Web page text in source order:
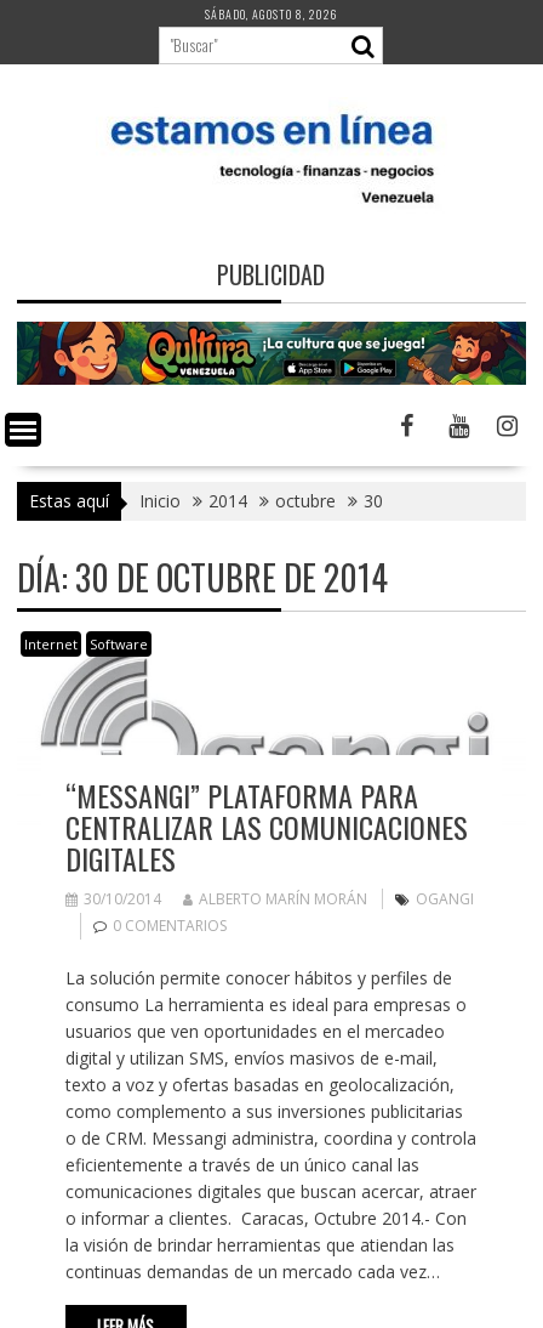
contenido
SÁBADO, AGOSTO 8, 2026
PUBLICIDAD
Estas aquí Inicio 2014 octubre 30
DÍA:30 DE OCTUBRE DE 2014
Internet Software
“MESSANGI” PLATAFORMA PARA
CENTRALIZAR LAS COMUNICACIONES
DIGITALES
30/10/2014 ALBERTO MARÍN MORÁN
OGANGI
0 COMENTARIOS
La solución permite conocer hábitos y perfiles de
consumo La herramienta es ideal para empresas o
usuarios que ven oportunidades en el mercadeo
digital y utilizan SMS, envíos masivos de e-mail,
texto a voz y ofertas basadas en geolocalización,
como complemento a sus inversiones publicitarias
o de CRM. Messangi administra, coordina y controla
eficientemente a través de un único canal las
comunicaciones digitales que buscan acercar, atraer
o informar a clientes. Caracas, Octubre 2014.- Con
la visión de brindar herramientas que atiendan las
continuas demandas de un mercado cada vez…